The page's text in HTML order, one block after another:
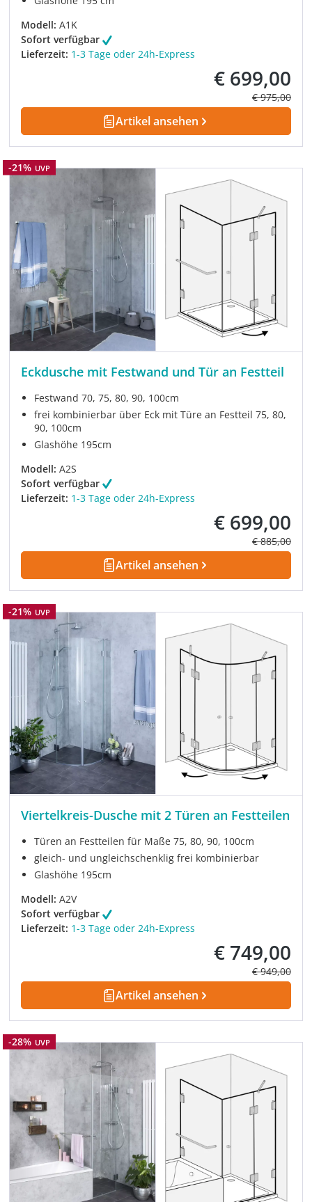
Modell: A1K
Sofort verfügbar
Lieferzeit: 1-3 Tage oder 24h-Express
Verkaufspreis:
€ 699,00
Regulärer
€ 975,00
Artikel ansehen
Rabatt
-21% UVP
Eckdusche mit Festwand und Tür an Festteil
Festwand 70, 75, 80, 90, 100cm
frei kombinierbar über Eck mit Türe an Festteil 75, 80,
90, 100cm
Glashöhe 195cm
Modell: A2S
Sofort verfügbar
Lieferzeit: 1-3 Tage oder 24h-Express
Verkaufspreis:
€ 699,00
Regulärer
€ 885,00
Artikel ansehen
Rabatt
-21% UVP
Viertelkreis-Dusche mit 2 Türen an Festteilen
Türen an Festteilen für Maße 75, 80, 90, 100cm
gleich- und ungleichschenklig frei kombinierbar
Glashöhe 195cm
Modell: A2V
Sofort verfügbar
Lieferzeit: 1-3 Tage oder 24h-Express
Verkaufspreis:
€ 749,00
Regulärer
€ 949,00
Artikel ansehen
Rabatt
-28% UVP